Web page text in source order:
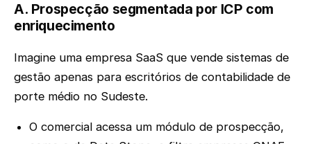
A. Prospecção segmentada por ICP com
enriquecimento
Imagine uma empresa SaaS que vende sistemas de
gestão apenas para escritórios de contabilidade de
porte médio no Sudeste.
O comercial acessa um módulo de prospecção,